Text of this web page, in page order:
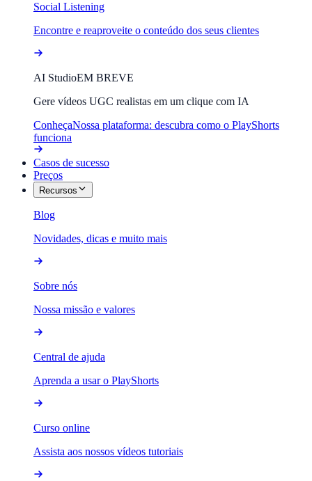
Social Listening
Encontre e reaproveite o conteúdo dos seus clientes
AI StudioEM BREVE
Gere vídeos UGC realistas em um clique com IA
ConheçaNossa plataforma: descubra como o PlayShorts
funciona
Casos de sucesso
Preços
Recursos
Blog
Novidades, dicas e muito mais
Sobre nós
Nossa missão e valores
Central de ajuda
Aprenda a usar o PlayShorts
Curso online
Assista aos nossos vídeos tutoriais